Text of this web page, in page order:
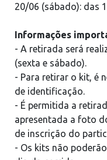
20/06 (sábado): das
Informações
- A retirada será
(sexta e sábado).
- Para retirar o kit, é
de identificação.
- É permitida a
apresentada a foto
de inscrição do
- Os kits não